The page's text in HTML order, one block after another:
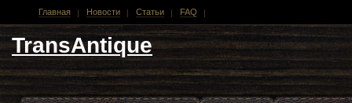
Главная Новости Статьи FAQ
TransAntique